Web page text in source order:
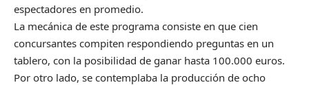
espectadores en promedio.
La mecánica de este programa consiste en que cien
concursantes compiten respondiendo preguntas en un
tablero, con la posibilidad de ganar hasta 100.000 euros.
Por otro lado, se contemplaba la producción de ocho